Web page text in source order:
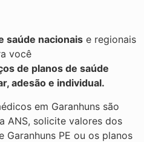
saúde nacionaise regionais
você
de planos de saúde
adesão e individual.
em Garanhuns são
ANS, solicite valores dos
Garanhuns PE ou os planos